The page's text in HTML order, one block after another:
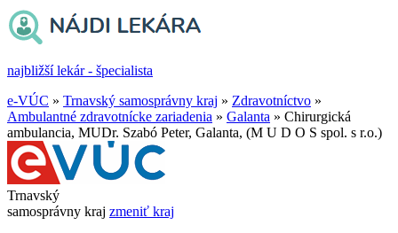
najbližší lekár - špecialista
e-VÚC » Trnavský samosprávny kraj » Zdravotníctvo »
Ambulantné zdravotnícke zariadenia » Galanta » Chirurgická
ambulancia, MUDr. Szabó Peter, Galanta, (M U D O S spol. s r.o.)
Trnavský
samosprávny kraj zmeniť kraj